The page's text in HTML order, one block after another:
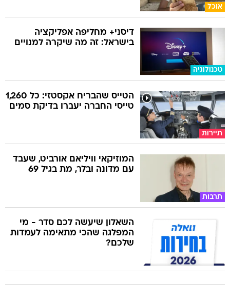
אוכל
טכנולוגיה
דיסני+ מחליפה אפליקציה
בישראל: זה מה שיקרה למנויים
תיירות
הטייס שהבריח אקסטזי: כל 1,260
טייסי החברה יעברו בדיקת סמים
תרבות
המוזיקאי וויליאם אורביט, שעבד
עם מדונה ובלר, מת בגיל 69
השאלון שיעשה לכם סדר - מי
המפלגה שהכי מתאימה לעמדות
שלכם?